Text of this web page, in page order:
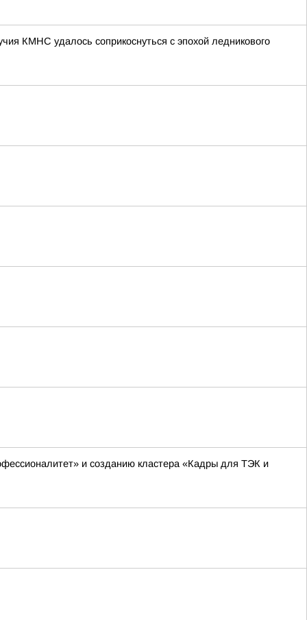
КМНС удалось соприкоснуться с эпохой ледникового
и созданию кластера «Кадры для ТЭК и